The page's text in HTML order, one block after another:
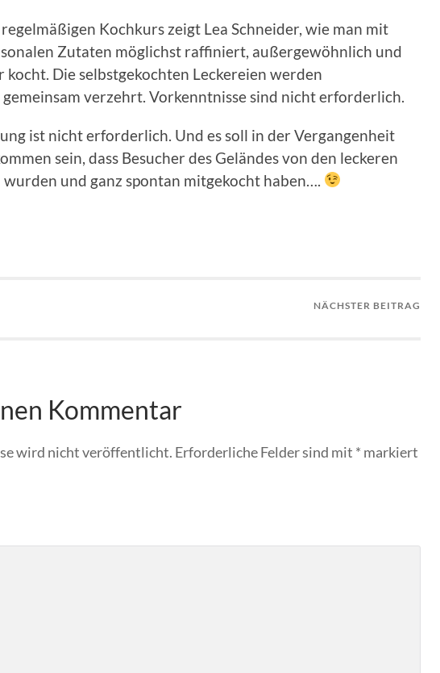
Kochkurs zeigt Lea Schneider, wie man mit
Zutaten möglichst raffiniert, außergewöhnlich und
kocht. Die selbstgekochten Leckereien werden
verzehrt. Vorkenntnisse sind nicht erforderlich.
ist nicht erforderlich. Und es soll in der Vergangenheit
sein, dass Besucher des Geländes von den leckeren
und ganz spontan mitgekocht haben….
NÄCHSTER BEITRAG
Kommentar
wird nicht veröffentlicht. Erforderliche Felder sind mit * markiert